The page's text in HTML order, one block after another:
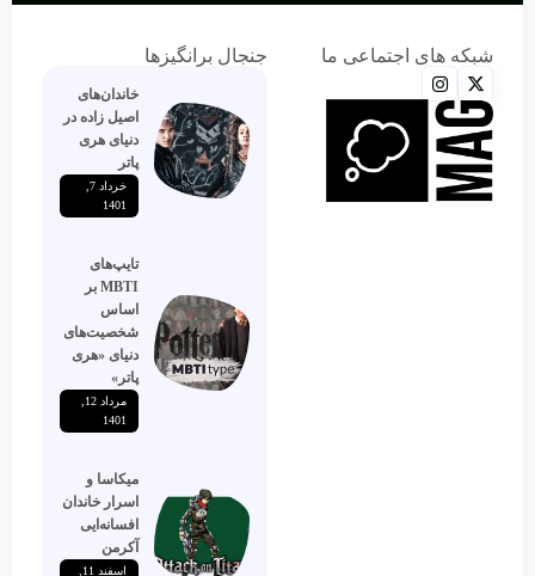
شبکه های اجتماعی ما جنجال برانگیزها
خاندان‌های
اصیل زاده‌ در
دنیای هری
پاتر
خرداد 7,
1401
تایپ‌های
MBTI بر
اساس
شخصیت‌های
دنیای «هری
پاتر»
مرداد 12,
1401
میکاسا و
اسرار خاندان
افسانه‌ایی
آکرمن
اسفند 11,